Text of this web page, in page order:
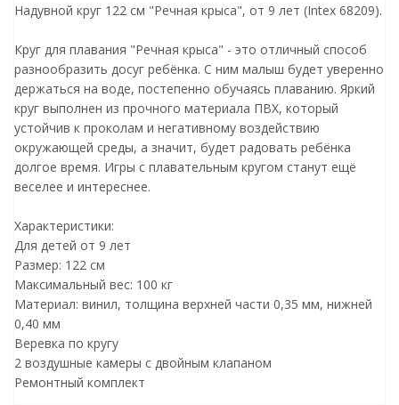
Надувной круг 122 см "Речная крыса", от 9 лет (Intex 68209).
Круг для плавания "Речная крыса" - это отличный способ
разнообразить досуг ребёнка. С ним малыш будет уверенно
держаться на воде, постепенно обучаясь плаванию. Яркий
круг выполнен из прочного материала ПВХ, который
устойчив к проколам и негативному воздействию
окружающей среды, а значит, будет радовать ребёнка
долгое время. Игры с плавательным кругом станут ещё
веселее и интереснее.
Характеристики:
Для детей от 9 лет
Размер: 122 см
Максимальный вес: 100 кг
Материал: винил, толщина верхней части 0,35 мм, нижней
0,40 мм
Веревка по кругу
2 воздушные камеры с двойным клапаном
Ремонтный комплект